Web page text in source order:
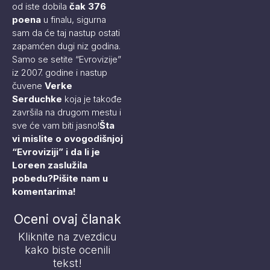
od iste dobila čak 376
poena u finalu, sigurna
sam da će taj nastup ostati
zapamćen dugi niz godina.
Samo se setite “Evrovizije”
iz 2007. godine i nastup
čuvene Verke
Serduchke koja je takođe
završila na drugom mestu i
sve će vam biti jasno!Šta
vi mislite o ovogodišnjoj
“Evroviziji” i da li je
Loreen zaslužila
pobedu?Pišite nam u
komentarima!
Oceni ovaj članak
Kliknite na zvezdicu
kako biste ocenili
tekst!